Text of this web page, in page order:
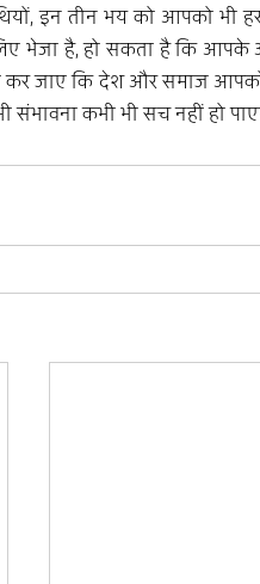
इन तीन भय को आपको भी
भेजा है, हो सकता है कि आपके
जाए कि देश और समाज
संभावना कभी भी सच नहीं हो